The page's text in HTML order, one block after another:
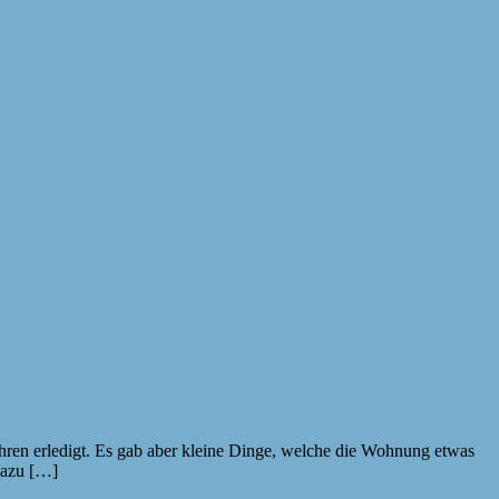
erledigt. Es gab aber kleine Dinge, welche die Wohnung etwas
[…]